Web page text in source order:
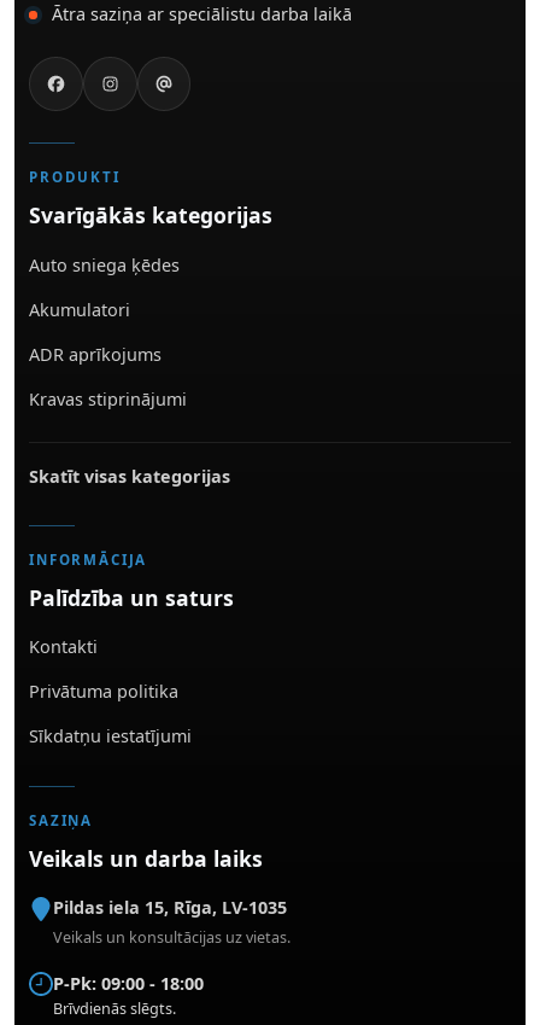
Ātra saziņa ar speciālistu darba laikā
PRODUKTI
Svarīgākās kategorijas
Auto sniega ķēdes
Akumulatori
ADR aprīkojums
Kravas stiprinājumi
Skatīt visas kategorijas
INFORMĀCIJA
Palīdzība un saturs
Kontakti
Privātuma politika
Sīkdatņu iestatījumi
SAZIŅA
Veikals un darba laiks
Pildas iela 15, Rīga, LV-1035
Veikals un konsultācijas uz vietas.
P-Pk: 09:00 - 18:00
Brīvdienās slēgts.